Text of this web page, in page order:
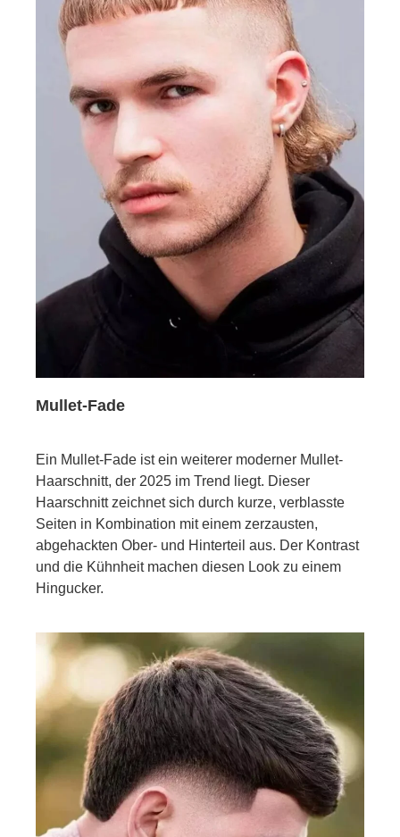
Mullet-Fade
Ein Mullet-Fade ist ein weiterer moderner Mullet-
Haarschnitt, der 2025 im Trend liegt. Dieser
Haarschnitt zeichnet sich durch kurze, verblasste
Seiten in Kombination mit einem zerzausten,
abgehackten Ober- und Hinterteil aus. Der Kontrast
und die Kühnheit machen diesen Look zu einem
Hingucker.